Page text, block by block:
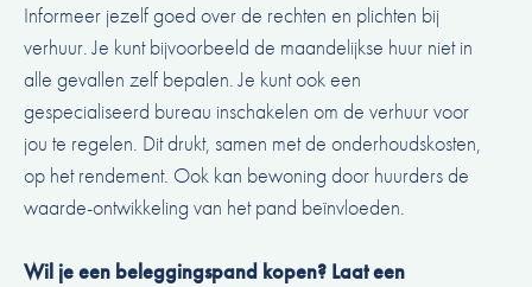
Informeer jezelf goed over de rechten en plichten bij
verhuur. Je kunt bijvoorbeeld de maandelijkse huur niet in
alle gevallen zelf bepalen. Je kunt ook een
gespecialiseerd bureau inschakelen om de verhuur voor
jou te regelen. Dit drukt, samen met de onderhoudskosten,
op het rendement. Ook kan bewoning door huurders de
waarde-ontwikkeling van het pand beïnvloeden.
Wil je een beleggingspand kopen? Laat een